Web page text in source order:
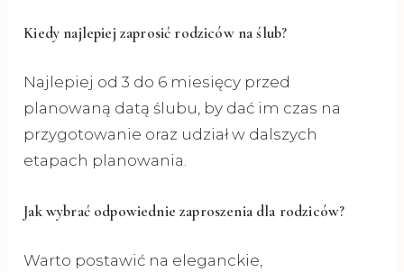
Kiedy najlepiej zaprosić rodziców na ślub?
Najlepiej od 3 do 6 miesięcy przed
planowaną datą ślubu, by dać im czas na
przygotowanie oraz udział w dalszych
etapach planowania.
Jak wybrać odpowiednie zaproszenia dla rodziców?
Warto postawić na eleganckie,